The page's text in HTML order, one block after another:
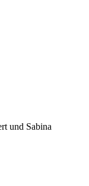
und Sabina